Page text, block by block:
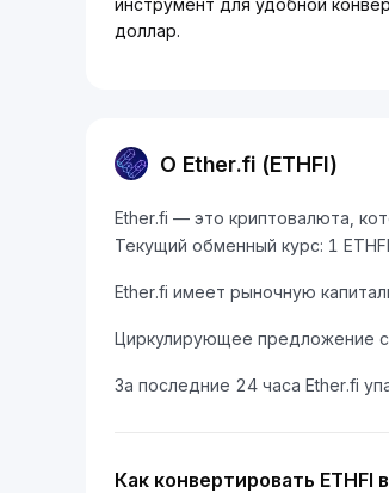
инструмент для удобной
доллар.
О Ether.fi (ETHFI)
Ether.fi — это криптовалюта,
Текущий обменный курс: 1
Ether.fi имеет рыночную
Циркулирующее предложение
За последние 24 часа Ether.fi
Как конвертировать ETHFI